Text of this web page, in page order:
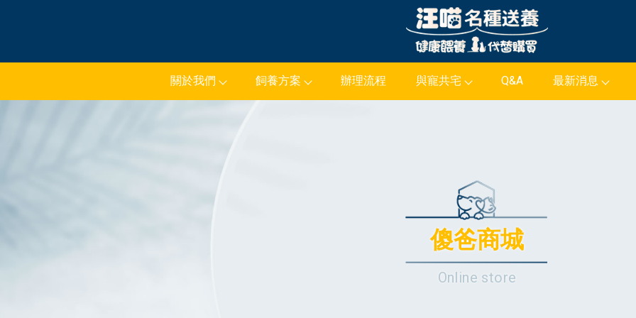
關於我們 飼養方案 辦理流程 與寵共宅 Q&A 最新消息
傻爸商城